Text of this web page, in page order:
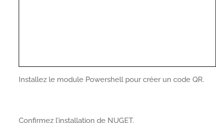
Installez le module Powershell pour créer un code QR.
Confirmez l’installation de NUGET.